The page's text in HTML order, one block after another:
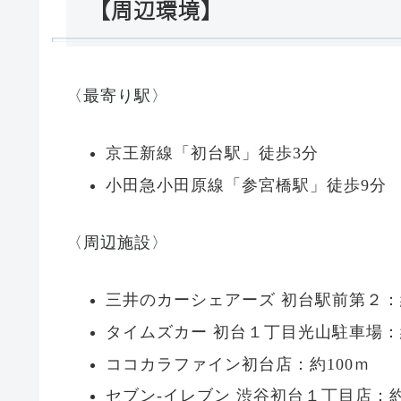
【周辺環境】
〈最寄り駅〉
京王新線「初台駅」徒歩3分
小田急小田原線「参宮橋駅」徒歩9分
〈周辺施設〉
三井のカーシェアーズ 初台駅前第２：
タイムズカー 初台１丁目光山駐車場
ココカラファイン初台店：約100ｍ
セブン-イレブン 渋谷初台１丁目店：